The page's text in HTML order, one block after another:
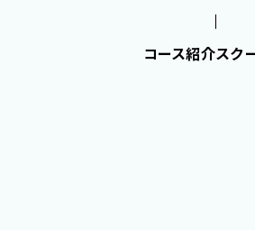
コース紹介スク